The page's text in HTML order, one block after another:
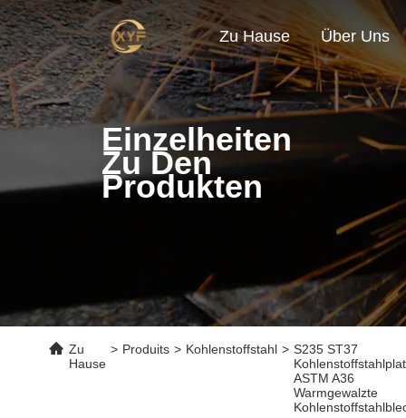
Zu Hause Über Uns
Einzelheiten
Zu Den
Produkten
Zu
Hause
> Produits > Kohlenstoffstahl > S235 ST37
ASTM A36
Warmgewalzte